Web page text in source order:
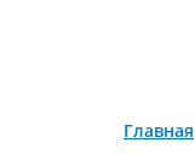
Главная